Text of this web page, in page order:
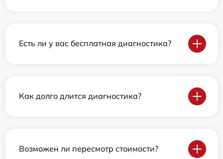
Есть ли у вас бесплатная диагностика?
Как долго длится диагностика?
Возможен ли пересмотр стоимости?